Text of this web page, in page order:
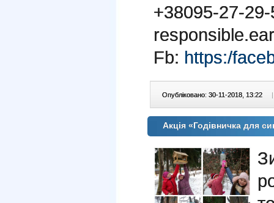
+38095-27-
Fb: https:/
Опубліковано: 30-11-2018, 13:22 |
Акція «Годівничка для